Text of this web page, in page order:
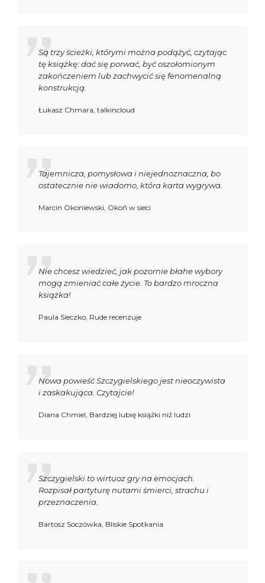
Są trzy ścieżki, którymi można podążyć, czytając
tę książkę: dać się porwać, być oszołomionym
zakończeniem lub zachwycić się fenomenalną
konstrukcją.
Łukasz Chmara, talkincloud
Tajemnicza, pomysłowa i niejednoznaczna, bo
ostatecznie nie wiadomo, która karta wygrywa.
Marcin Okoniewski, Okoń w sieci
Nie chcesz wiedzieć, jak pozornie błahe wybory
mogą zmieniać całe życie. To bardzo mroczna
książka!
Paula Sieczko, Rude recenzuje
Nowa powieść Szczygielskiego jest nieoczywista
i zaskakująca. Czytajcie!
Diana Chmiel, Bardziej lubię książki niż ludzi
Szczygielski to wirtuoz gry na emocjach.
Rozpisał partyturę nutami śmierci, strachu i
przeznaczenia.
Bartosz Soczówka, Bliskie Spotkania